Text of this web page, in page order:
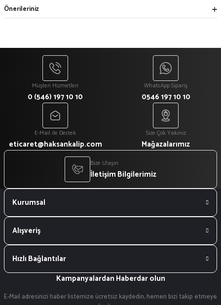
Önerileriniz
Müşteri Hizmetleri
0 (546) 197 10 10
WhatsApp Sipariş
0546 197 10 10
E-Mail ile Destek
eticaret@haksankalip.com
Size Çok Yakınız
Mağazalarımız
Bize Ulaşın
İletişim Bilgilerimiz
Kurumsal
Alışveriş
Hızlı Bağlantılar
Kampanyalardan Haberdar olun
E-Mail adresinizi haber listemize ücretsiz kaydedin, hemen bizi takip etmeye